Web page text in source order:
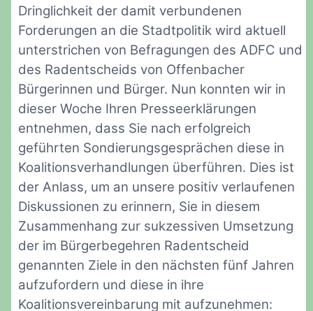
Dringlichkeit der damit verbundenen
Forderungen an die Stadtpolitik wird aktuell
unterstrichen von Befragungen des ADFC und
des Radentscheids von Offenbacher
Bürgerinnen und Bürger. Nun konnten wir in
dieser Woche Ihren Presseerklärungen
entnehmen, dass Sie nach erfolgreich
geführten Sondierungsgesprächen diese in
Koalitionsverhandlungen überführen. Dies ist
der Anlass, um an unsere positiv verlaufenen
Diskussionen zu erinnern, Sie in diesem
Zusammenhang zur sukzessiven Umsetzung
der im Bürgerbegehren Radentscheid
genannten Ziele in den nächsten fünf Jahren
aufzufordern und diese in ihre
Koalitionsvereinbarung mit aufzunehmen: